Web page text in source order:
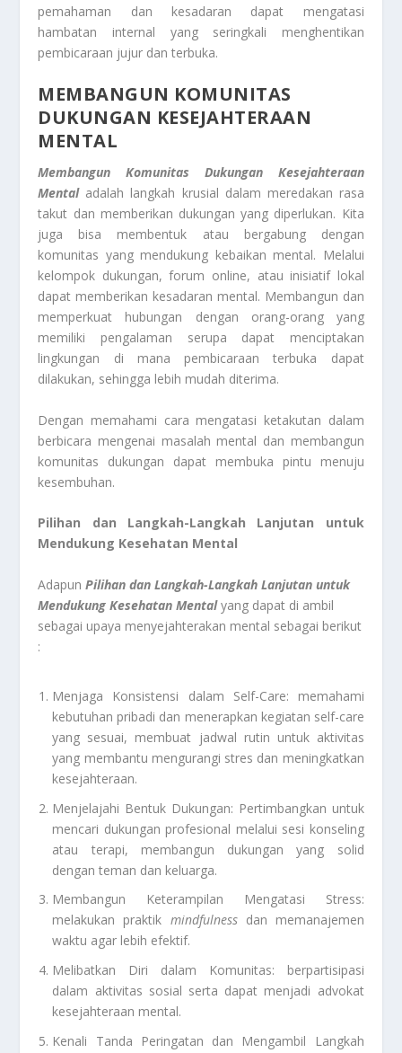
pemahaman dan kesadaran dapat mengatasi
hambatan internal yang seringkali menghentikan
pembicaraan jujur dan terbuka.
MEMBANGUN KOMUNITAS
DUKUNGAN KESEJAHTERAAN
MENTAL
Membangun Komunitas Dukungan Kesejahteraan
Mentaladalah langkah krusial dalam meredakan rasa
takut dan memberikan dukungan yang diperlukan. Kita
juga bisa membentuk atau bergabung dengan
komunitas yang mendukung kebaikan mental. Melalui
kelompok dukungan, forum online, atau inisiatif lokal
dapat memberikan kesadaran mental. Membangun dan
memperkuat hubungan dengan orang-orang yang
memiliki pengalaman serupa dapat menciptakan
lingkungan di mana pembicaraan terbuka dapat
dilakukan, sehingga lebih mudah diterima.
Dengan memahami cara mengatasi ketakutan dalam
berbicara mengenai masalah mental dan membangun
komunitas dukungan dapat membuka pintu menuju
kesembuhan.
Pilihan dan Langkah-Langkah Lanjutan untuk
Mendukung Kesehatan Mental
AdapunPilihan dan Langkah-Langkah Lanjutan untuk
Mendukung Kesehatan Mentalyang dapat di ambil
sebagai upaya menyejahterakan mental sebagai berikut
:
Menjaga Konsistensi dalam Self-Care: memahami
kebutuhan pribadi dan menerapkan kegiatan self-care
yang sesuai, membuat jadwal rutin untuk aktivitas
yang membantu mengurangi stres dan meningkatkan
kesejahteraan.
Menjelajahi Bentuk Dukungan: Pertimbangkan untuk
mencari dukungan profesional melalui sesi konseling
atau terapi, membangun dukungan yang solid
dengan teman dan keluarga.
Membangun Keterampilan Mengatasi Stress:
melakukan praktik mindfulness dan memanajemen
waktu agar lebih efektif.
Melibatkan Diri dalam Komunitas: berpartisipasi
dalam aktivitas sosial serta dapat menjadi advokat
kesejahteraan mental.
Kenali Tanda Peringatan dan Mengambil Langkah